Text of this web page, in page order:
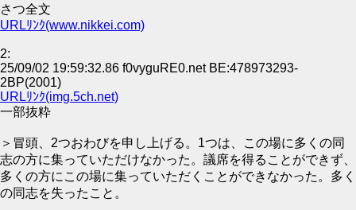
さつ全文
URLﾘﾝｸ(www.nikkei.com)
2:
25/09/02 19:59:32.86 f0vyguRE0.net BE:478973293-
2BP(2001)
URLﾘﾝｸ(img.5ch.net)
一部抜粋
＞冒頭、2つおわびを申し上げる。1つは、この場に多くの同
志の方に集っていただけなかった。議席を得ることができず、
多くの方にこの場に集っていただくことができなかった。多く
の同志を失ったこと。